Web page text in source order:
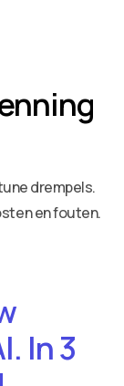
drempels.
en fouten.
In 3